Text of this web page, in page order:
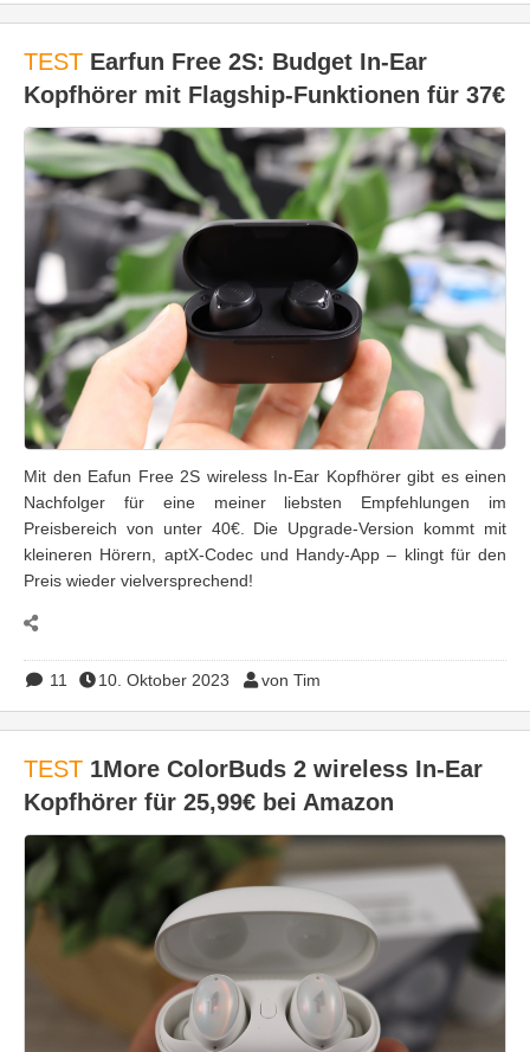
TEST Earfun Free 2S: Budget In-Ear
Kopfhörer mit Flagship-Funktionen für 37€
Mit den Eafun Free 2S wireless In-Ear Kopfhörer gibt es einen
Nachfolger für eine meiner liebsten Empfehlungen im
Preisbereich von unter 40€. Die Upgrade-Version kommt mit
kleineren Hörern, aptX-Codec und Handy-App – klingt für den
Preis wieder vielversprechend!
11 10. Oktober 2023 von Tim
TEST 1More ColorBuds 2 wireless In-Ear
Kopfhörer für 25,99€ bei Amazon